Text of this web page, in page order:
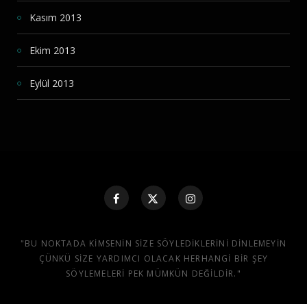
Kasım 2013
Ekim 2013
Eylül 2013
"BU NOKTADA KIMSENIN SIZE SÖYLEDIKLERINI DINLEMEYIN
ÇÜNKÜ SIZE YARDIMCI OLACAK HERHANGI BIR ŞEY
SÖYLEMELERI PEK MÜMKÜN DEĞILDIR."